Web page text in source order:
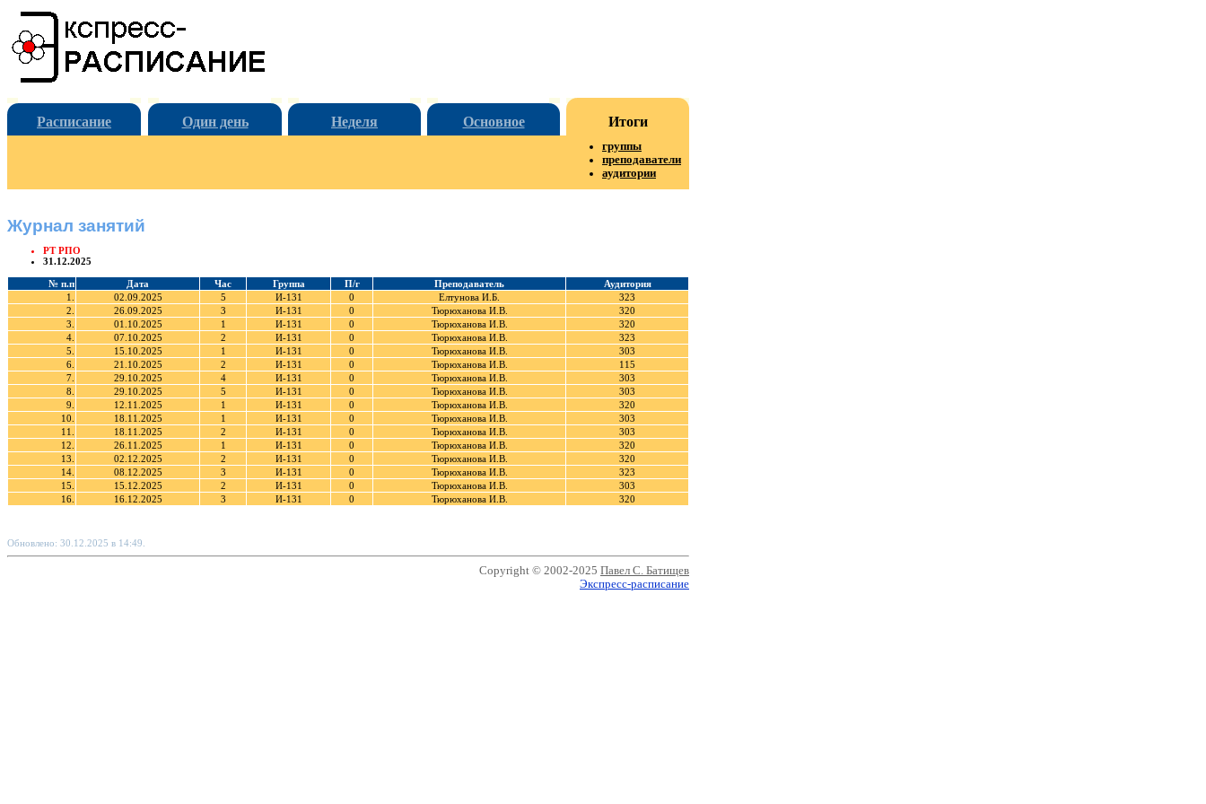
Расписание Один день Неделя Основное Итоги
группы
преподаватели
аудитории
Журнал занятий
РТ РПО
31.12.2025
№ п.п Дата Час Группа П/г Преподаватель
Аудитория
1.
02.09.2025 5 И-131 0 Елтунова И.Б.
323
2.
26.09.2025 3 И-131 0 Тюрюханова И.В.
320
3.
01.10.2025 1 И-131 0 Тюрюханова И.В.
320
4.
07.10.2025 2 И-131 0 Тюрюханова И.В.
323
5.
15.10.2025 1 И-131 0 Тюрюханова И.В.
303
6.
21.10.2025 2 И-131 0 Тюрюханова И.В.
115
7.
29.10.2025 4 И-131 0 Тюрюханова И.В.
303
8.
29.10.2025 5 И-131 0 Тюрюханова И.В.
303
9.
12.11.2025 1 И-131 0 Тюрюханова И.В.
320
10.
18.11.2025 1 И-131 0 Тюрюханова И.В.
303
11.
18.11.2025 2 И-131 0 Тюрюханова И.В.
303
12.
26.11.2025 1 И-131 0 Тюрюханова И.В.
320
13.
02.12.2025 2 И-131 0 Тюрюханова И.В.
320
14.
08.12.2025 3 И-131 0 Тюрюханова И.В.
323
15.
15.12.2025 2 И-131 0 Тюрюханова И.В.
303
16.
16.12.2025 3 И-131 0 Тюрюханова И.В. 320
Обновлено: 30.12.2025 в 14:49.
Copyright © 2002-2025 Павел С. Батищев
Экспресс-расписание